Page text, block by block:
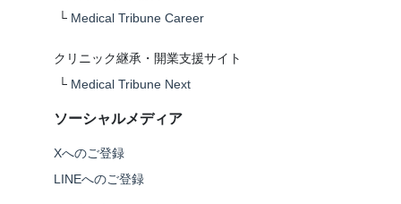
└ Medical Tribune Career
クリニック継承・開業支援サイト
└ Medical Tribune Next
ソーシャルメディア
Xへのご登録
LINEへのご登録